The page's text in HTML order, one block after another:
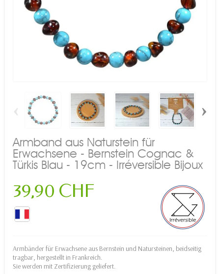
‹ ›
Armband aus Naturstein für
Erwachsene - Bernstein Cognac &
Türkis Blau - 19cm - Irréversible Bijoux
39,90 CHF
Armbänder für Erwachsene aus Bernstein und Natursteinen, beidseitig
tragbar, hergestellt in Frankreich.
Sie werden mit Zertifizierung geliefert.